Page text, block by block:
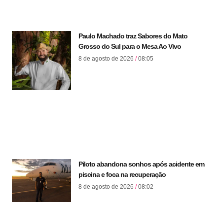
Paulo Machado traz Sabores do Mato
Grosso do Sul para o Mesa Ao Vivo
8 de agosto de 2026 08:05
Piloto abandona sonhos após acidente em
piscina e foca na recuperação
8 de agosto de 2026 08:02